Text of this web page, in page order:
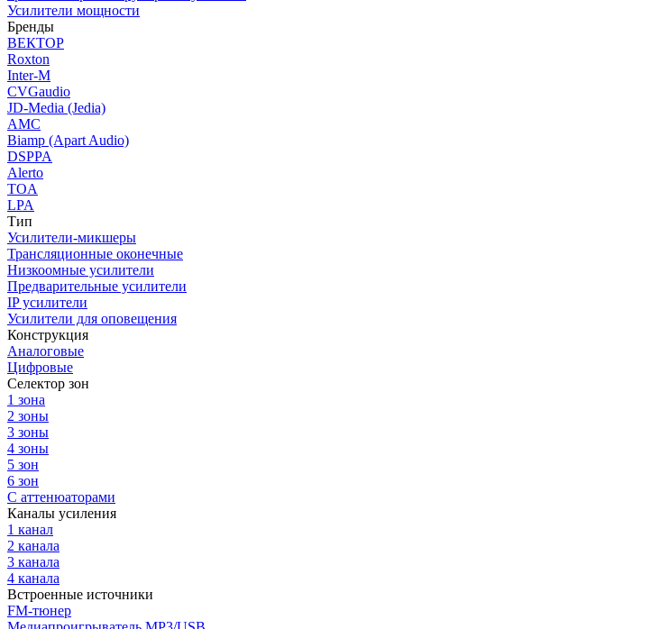
Усилители мощности
Бренды
ВЕКТОР
Roxton
Inter-M
CVGaudio
JD-Media (Jedia)
AMC
Biamp (Apart Audio)
DSPPA
Alerto
TOA
LPA
Тип
Усилители-микшеры
Трансляционные оконечные
Низкоомные усилители
Предварительные усилители
IP усилители
Усилители для оповещения
Конструкция
Аналоговые
Цифровые
Селектор зон
1 зона
2 зоны
3 зоны
4 зоны
5 зон
6 зон
С аттенюаторами
Каналы усиления
1 канал
2 канала
3 канала
4 канала
Встроенные источники
FM-тюнер